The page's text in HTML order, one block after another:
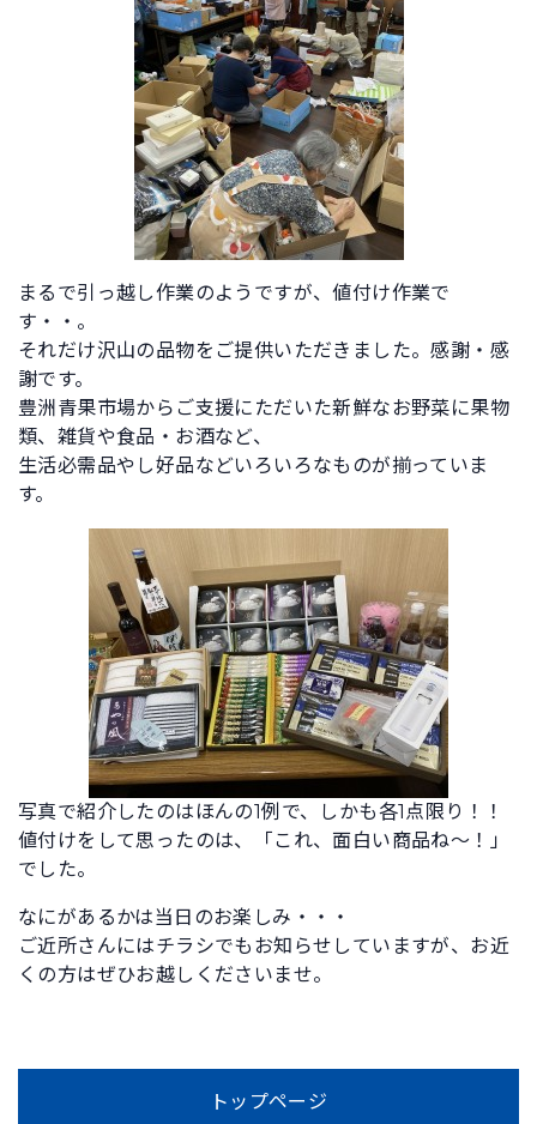
まるで引っ越し作業のようですが、値付け作業で
す・・。
それだけ沢山の品物をご提供いただきました。感謝・感
謝です。
豊洲青果市場からご支援にただいた新鮮なお野菜に果物
類、雑貨や食品・お酒など、
生活必需品やし好品などいろいろなものが揃っていま
す。
写真で紹介したのはほんの1例で、しかも各1点限り！！
値付けをして思ったのは、「これ、面白い商品ね～！」
でした。
なにがあるかは当日のお楽しみ・・・
ご近所さんにはチラシでもお知らせしていますが、お近
くの方はぜひお越しくださいませ。
トップページ